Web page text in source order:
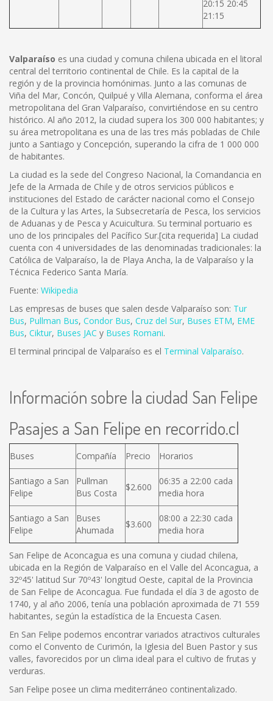
20:15 20:45
21:15
Valparaíso es una ciudad y comuna chilena ubicada en el litoral
central del territorio continental de Chile. Es la capital de la
región y de la provincia homónimas. Junto a las comunas de
Viña del Mar, Concón, Quilpué y Villa Alemana, conforma el área
metropolitana del Gran Valparaíso, convirtiéndose en su centro
histórico. Al año 2012, la ciudad supera los 300 000 habitantes; y
su área metropolitana es una de las tres más pobladas de Chile
junto a Santiago y Concepción, superando la cifra de 1 000 000
de habitantes.
La ciudad es la sede del Congreso Nacional, la Comandancia en
Jefe de la Armada de Chile y de otros servicios públicos e
instituciones del Estado de carácter nacional como el Consejo
de la Cultura y las Artes, la Subsecretaría de Pesca, los servicios
de Aduanas y de Pesca y Acuicultura. Su terminal portuario es
uno de los principales del Pacífico Sur.[cita requerida] La ciudad
cuenta con 4 universidades de las denominadas tradicionales: la
Católica de Valparaíso, la de Playa Ancha, la de Valparaíso y la
Técnica Federico Santa María.
Fuente: Wikipedia
Las empresas de buses que salen desde Valparaíso son: Tur
Bus, Pullman Bus, Condor Bus, Cruz del Sur, Buses ETM, EME
Bus, Ciktur, Buses JAC y Buses Romani.
El terminal principal de Valparaíso es el Terminal Valparaíso.
Información sobre la ciudad San Felipe
Pasajes a San Felipe en recorrido.cl
Buses Compañía Precio Horarios
Santiago a San
Felipe
Pullman
Bus Costa
$2.600
06:35 a 22:00 cada
media hora
Santiago a San
Felipe
Buses
Ahumada
$3.600
08:00 a 22:30 cada
media hora
San Felipe de Aconcagua es una comuna y ciudad chilena,
ubicada en la Región de Valparaíso en el Valle del Aconcagua, a
32º45' latitud Sur 70º43' longitud Oeste, capital de la Provincia
de San Felipe de Aconcagua. Fue fundada el día 3 de agosto de
1740, y al año 2006, tenía una población aproximada de 71 559
habitantes, según la estadística de la Encuesta Casen.
En San Felipe podemos encontrar variados atractivos culturales
como el Convento de Curimón, la Iglesia del Buen Pastor y sus
valles, favorecidos por un clima ideal para el cultivo de frutas y
verduras.
San Felipe posee un clima mediterráneo continentalizado.